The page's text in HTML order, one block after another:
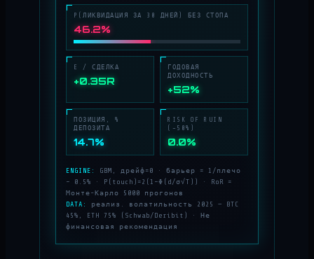
P(ЛИКВИДАЦИЯ ЗА 30 ДНЕЙ) БЕЗ СТОПА
46.2%
E / СДЕЛКА
+0.35R
ГОДОВАЯ
ДОХОДНОСТЬ
+52%
ПОЗИЦИЯ, %
ДЕПОЗИТА
14.7%
RISK OF RUIN
(−50%)
0.0%
ENGINE:
GBM, дрейф=0 · барьер = 1/плечо
− 0.5% · P(touch)=2(1−Φ(d/σ√T)) · RoR =
Монте-Карло 5000 прогонов
DATA:
реализ. волатильность 2025 — BTC
45%, ETH 75% (Schwab/Deribit) · Не
финансовая рекомендация